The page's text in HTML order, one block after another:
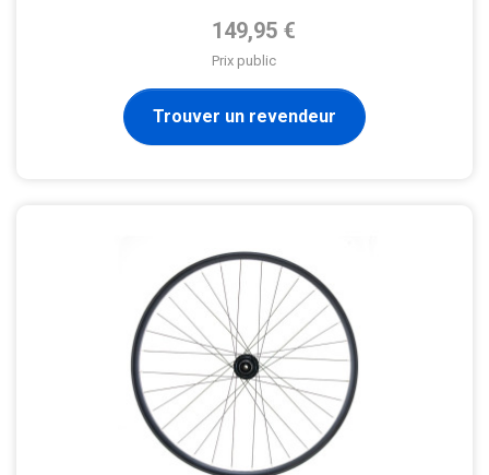
Prix de base
149,95 €
Prix public
Trouver un revendeur